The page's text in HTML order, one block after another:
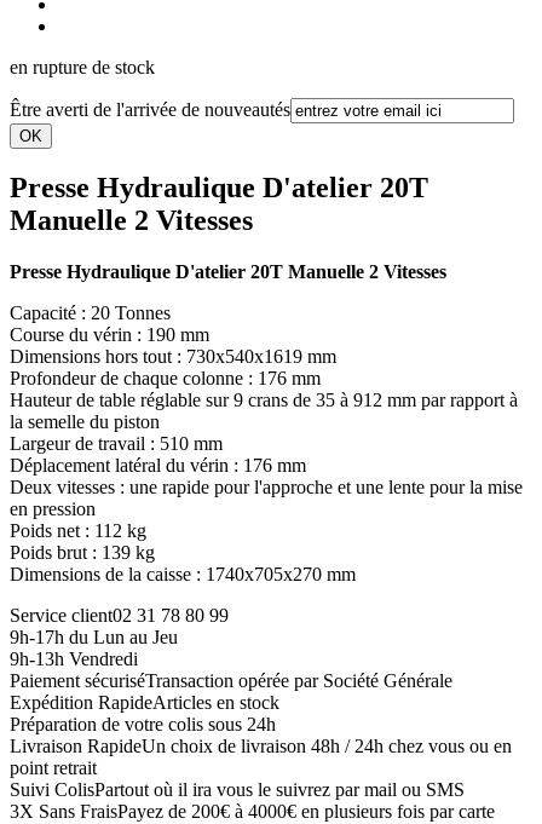
en rupture de stock
Être averti de l'arrivée de nouveautés
Presse Hydraulique D'atelier 20T
Manuelle 2 Vitesses
Presse Hydraulique D'atelier 20T Manuelle 2 Vitesses
Capacité : 20 Tonnes
Course du vérin : 190 mm
Dimensions hors tout : 730x540x1619 mm
Profondeur de chaque colonne : 176 mm
Hauteur de table réglable sur 9 crans de 35 à 912 mm par rapport à
la semelle du piston
Largeur de travail : 510 mm
Déplacement latéral du vérin : 176 mm
Deux vitesses : une rapide pour l'approche et une lente pour la mise
en pression
Poids net : 112 kg
Poids brut : 139 kg
Dimensions de la caisse : 1740x705x270 mm
Service client02 31 78 80 99
9h-17h du Lun au Jeu
9h-13h Vendredi
Paiement sécuriséTransaction opérée par Société Générale
Expédition RapideArticles en stock
Préparation de votre colis sous 24h
Livraison RapideUn choix de livraison 48h / 24h chez vous ou en
point retrait
Suivi ColisPartout où il ira vous le suivrez par mail ou SMS
3X Sans FraisPayez de 200€ à 4000€ en plusieurs fois par carte